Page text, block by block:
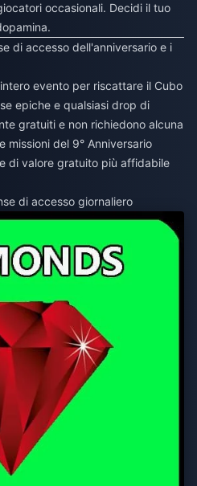
occasionali. Decidi il tuo
di accesso dell'anniversario e i
evento per riscattare il Cubo
epiche e qualsiasi drop di
gratuiti e non richiedono alcuna
missioni del 9° Anniversario
di valore gratuito più affidabile
di accesso giornaliero